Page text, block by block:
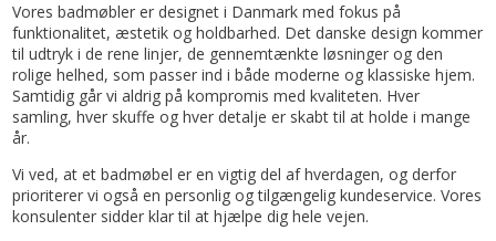
Vores badmøbler er designet i Danmark med fokus på
funktionalitet, æstetik og holdbarhed. Det danske design kommer
til udtryk i de rene linjer, de gennemtænkte løsninger og den
rolige helhed, som passer ind i både moderne og klassiske hjem.
Samtidig går vi aldrig på kompromis med kvaliteten. Hver
samling, hver skuffe og hver detalje er skabt til at holde i mange
år.
Vi ved, at et badmøbel er en vigtig del af hverdagen, og derfor
prioriterer vi også en personlig og tilgængelig kundeservice. Vores
konsulenter sidder klar til at hjælpe dig hele vejen.